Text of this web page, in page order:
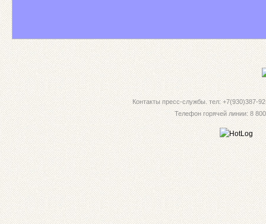
Контакты пресс-службы. тел: +7(930)387-
Телефон горячей линии: 8